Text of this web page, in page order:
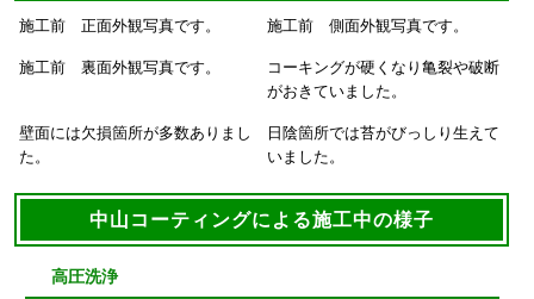
施工前 正面外観写真です。 施工前 側面外観写真です。
施工前 裏面外観写真です。
コーキングが硬くなり亀裂や破断
がおきていました。
壁面には欠損箇所が多数ありまし
た。
日陰箇所では苔がびっしり生えて
いました。
中山コーティングによる施工中の様子
高圧洗浄